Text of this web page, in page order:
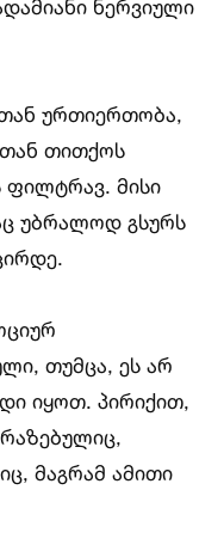
ნერვიული
ურთიერთობა,
თითქოს
ფილტრავ. მისი
უბრალოდ გსურს
თუმცა, ეს არ
იყოთ. პირიქით,
მაგრამ ამითი